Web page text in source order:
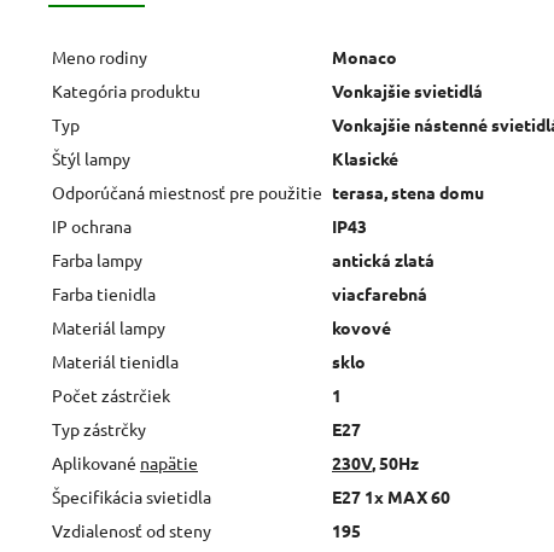
Meno rodiny
Monaco
Kategória produktu
Vonkajšie svietidlá
Typ
Vonkajšie nástenné
Štýl lampy
Klasické
Odporúčaná miestnosť pre použitie terasa, stena domu
IP ochrana
IP43
Farba lampy
antická zlatá
Farba tienidla
viacfarebná
Materiál lampy
kovové
Materiál tienidla
sklo
Počet zástrčiek
1
Typ zástrčky
E27
Aplikované napätie 230V, 50Hz
Špecifikácia svietidla
E27 1x MAX 60
Vzdialenosť od steny
195